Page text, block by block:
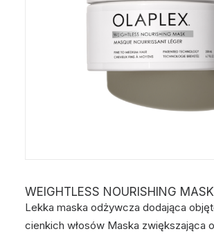
WEIGHTLESS NOURISHING
Lekka maska odżywcza dodająca
cienkich włosów Maska zwiększająca